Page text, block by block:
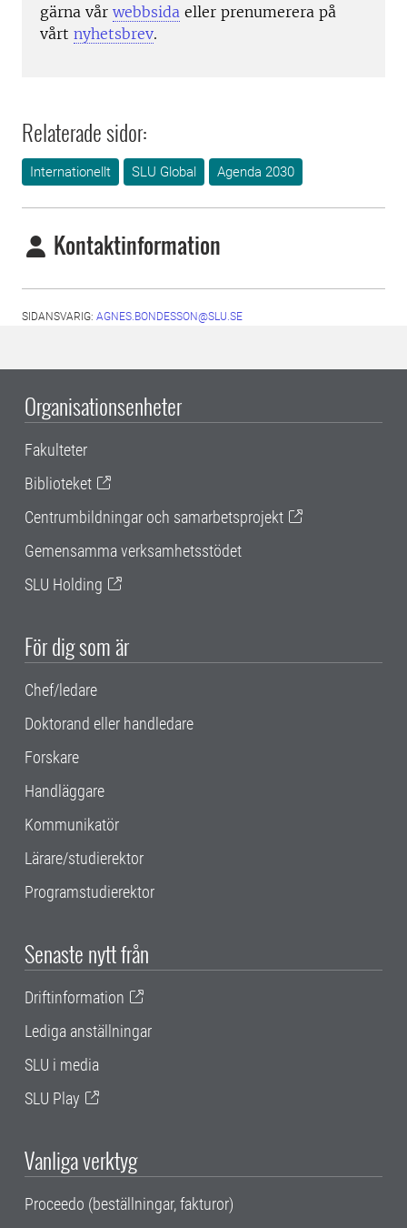
gärna vår webbsida eller prenumerera på
vårt nyhetsbrev.
Relaterade sidor:
Internationellt SLU Global Agenda 2030
Kontaktinformation
SIDANSVARIG: AGNES.BONDESSON@SLU.SE
Organisationsenheter
Fakulteter
Biblioteket
Centrumbildningar och samarbetsprojekt
Gemensamma verksamhetsstödet
SLU Holding
För dig som är
Chef/ledare
Doktorand eller handledare
Forskare
Handläggare
Kommunikatör
Lärare/studierektor
Programstudierektor
Senaste nytt från
Driftinformation
Lediga anställningar
SLU i media
SLU Play
Vanliga verktyg
Proceedo (beställningar, fakturor)